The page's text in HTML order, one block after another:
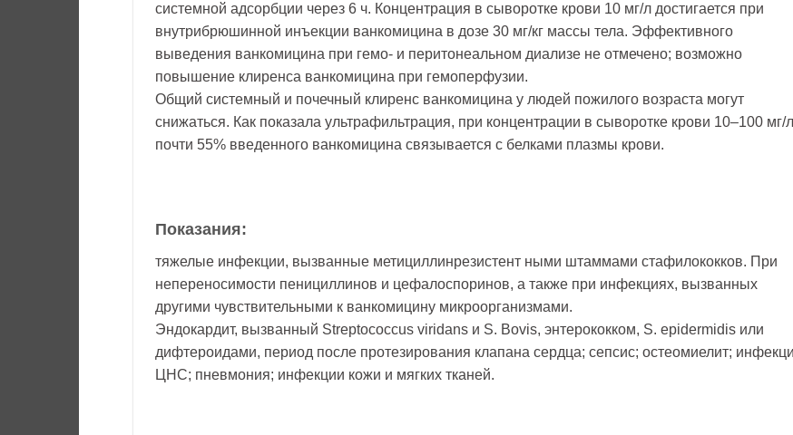
системной адсорбции через 6 ч. Концентрация в сыворотке крови 10 мг/л достигается при
внутрибрюшинной инъекции ванкомицина в дозе 30 мг/кг массы тела. Эффективного
выведения ванкомицина при гемо- и перитонеальном диализе не отмечено; возможно
повышение клиренса ванкомицина при гемоперфузии.
Общий системный и почечный клиренс ванкомицина у людей пожилого возраста могут
снижаться. Как показала ультрафильтрация, при концентрации в сыворотке крови 10–100 мг/л
почти 55% введенного ванкомицина связывается с белками плазмы крови.
Показания:
тяжелые инфекции, вызванные метициллинрезистент ными штаммами стафилококков. При
непереносимости пенициллинов и цефалоспоринов, а также при инфекциях, вызванных
другими чувствительными к ванкомицину микроорганизмами.
Эндокардит, вызванный Streptococcus viridans и S. Bovis, энтерококком, S. epidermidis или
дифтероидами, период после протезирования клапана сердца; сепсис; остеомиелит;
ЦНС; пневмония; инфекции кожи и мягких тканей.